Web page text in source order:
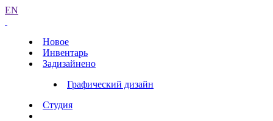
EN
Новое
Инвентарь
Задизайнено
Графический дизайн
Студия